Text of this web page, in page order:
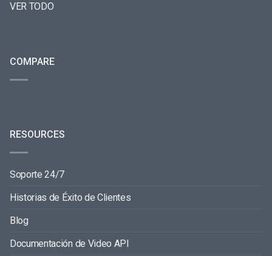
VER TODO
COMPARE
RESOURCES
Soporte 24/7
Historias de Éxito de Clientes
Blog
Documentación de Video API